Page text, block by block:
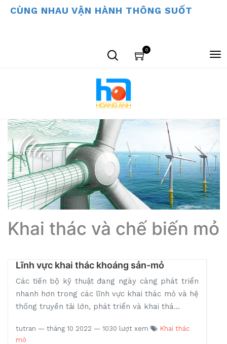
CÙNG NHAU VẬN HÀNH THÔNG SUỐT
0
Khai thác và chế biến mỏ
Lĩnh vực khai thác khoáng sản-mỏ
Các tiến bộ kỹ thuật đang ngày càng phát triển
nhanh hơn trong các lĩnh vực khai thác mỏ và hệ
thống truyền tải lớn, phát triển và khai thá...
tutran — tháng 10 2022 — 1030 lượt xem
Khai thác
mỏ